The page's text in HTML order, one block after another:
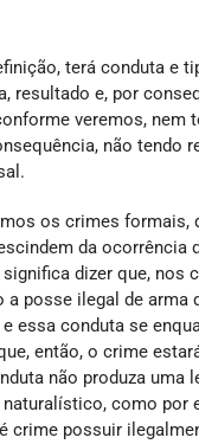
terá conduta e
resultado e, por
veremos, nem
não tendo
os crimes formais,
da ocorrência
dizer que, nos
a posse ilegal de arma
essa conduta se
então, o crime
não produza uma
como por
crime possuir